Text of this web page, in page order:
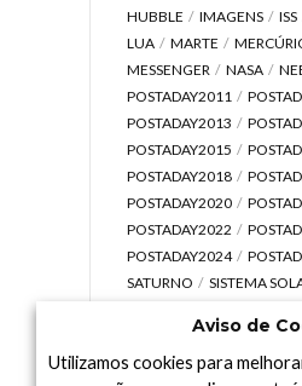
HUBBLE
IMAGENS ISS
LUA
MARTE
MESSENGER
NASA
POSTADAY2011
POSTADAY2013
POSTADAY2015
POSTADAY2018
POSTADAY2020
POSTADAY2022
POSTADAY2024
SATURNO
SISTEMA
UNIVERSO
VÍDEO
Aviso de
Utilizamos cookies para